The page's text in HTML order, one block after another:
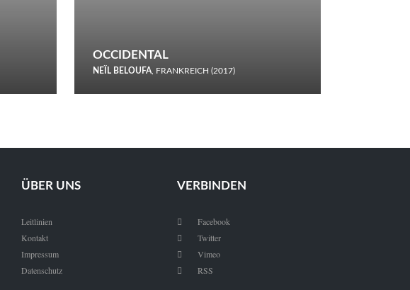
OCCIDENTAL
NEÏL BELOUFA, FRANKREICH (2017)
ÜBER UNS
Leitlinien
Kontakt
Impressum
Datenschutz
VERBINDEN
 Facebook
 Twitter
 Vimeo
 RSS